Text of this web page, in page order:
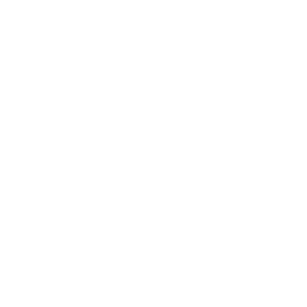
です。
ず変更すること